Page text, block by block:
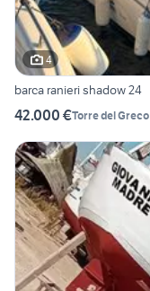
4
barca ranieri shadow 24
42.000 €Torre del Greco